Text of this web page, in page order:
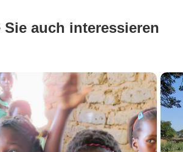
Sie auch interessieren